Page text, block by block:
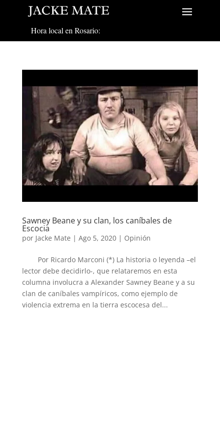
Hora local en Rosario:
Sawney Beane y su clan, los caníbales de
Escocia
por Jacke Mate | Ago 5, 2020| Opinión
Por Ricardo Marconi (*) La historia o leyenda –el
lector debe decidirlo-, que relataremos en esta
columna involucra a Alexander Sawney Beane y a su
clan de caníbales vampíricos, como ejemplo de
violencia extrema en la tierra escocesa del...